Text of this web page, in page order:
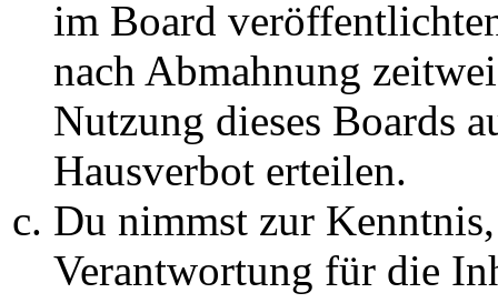
im Board
nach Abmahnung
Nutzung dieses Boards
Hausverbot erteilen.
Du nimmst zur
Verantwortung für die